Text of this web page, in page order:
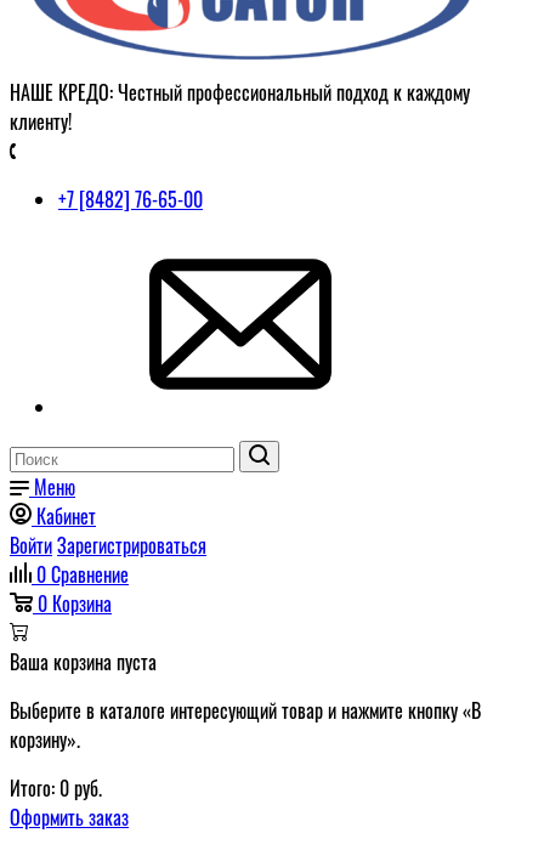
НАШЕ КРЕДО: Честный профессиональный подход к каждому
клиенту!
+7 [8482] 76-65-00
Меню
Кабинет
ВойтиЗарегистрироваться
0Сравнение
0 Корзина
Ваша корзина пуста
Выберите в каталоге интересующий товар и нажмите кнопку «В
корзину».
Итого: 0руб.
Оформить заказ